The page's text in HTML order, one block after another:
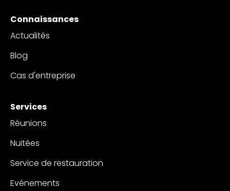
Connaissances
Actualités
Blog
Cas d'entreprise
Services
Réunions
Nuitées
Service de restauration
Evénements